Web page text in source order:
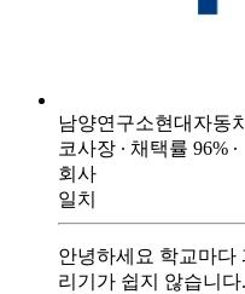
남양연구소현대자동
코사장 ∙ 채택률 96% ∙
회사
일치
안녕하세요 학교마다
리기가 쉽지 않습니